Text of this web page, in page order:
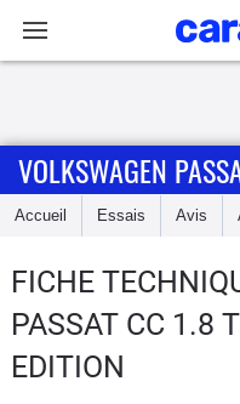
Accueil
Essais
Guide
d'achat
VOLKSWAGEN
Accueil Essais Avis
FICHE
PASSAT CC 1.8
EDITION